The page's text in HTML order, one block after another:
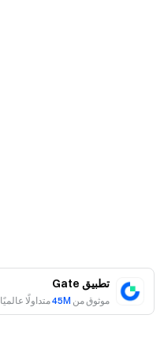
تطبيق Gate
موثوق من 45Mمتداولًا عالميًا